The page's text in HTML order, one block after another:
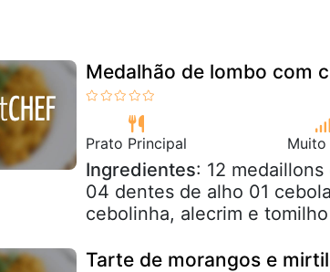
Medalhão de lombo com
Prato Principal Muito
Ingredientes: 12
04 dentes de alho 01
cebolinha, alecrim e tomilho
Tarte de morangos e